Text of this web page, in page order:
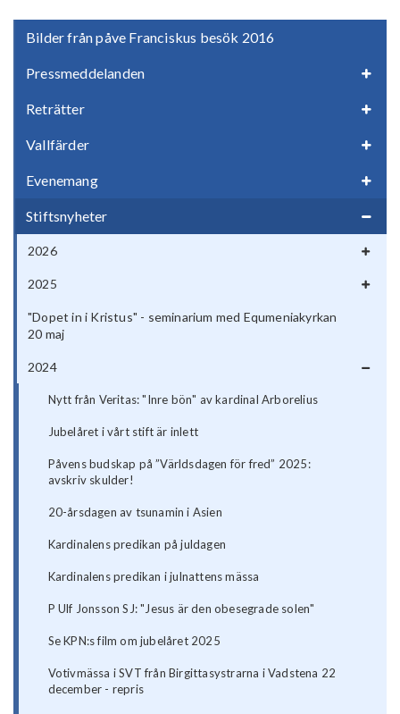
Bilder från påve Franciskus besök 2016
Pressmeddelanden
Reträtter
Vallfärder
Evenemang
Stiftsnyheter
2026
2025
"Dopet in i Kristus" - seminarium med Equmeniakyrkan
20 maj
2024
Nytt från Veritas: "Inre bön" av kardinal Arborelius
Jubelåret i vårt stift är inlett
Påvens budskap på ”Världsdagen för fred” 2025:
avskriv skulder!
20-årsdagen av tsunamin i Asien
Kardinalens predikan på juldagen
Kardinalens predikan i julnattens mässa
P Ulf Jonsson SJ: "Jesus är den obesegrade solen"
Se KPN:s film om jubelåret 2025
Votivmässa i SVT från Birgittasystrarna i Vadstena 22
december - repris